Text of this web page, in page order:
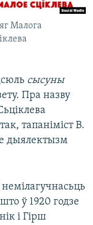
Малога
сысуны
Пра назву
тапаніміст В.
дыялектызм
ў 1920 годзе
і Гірш